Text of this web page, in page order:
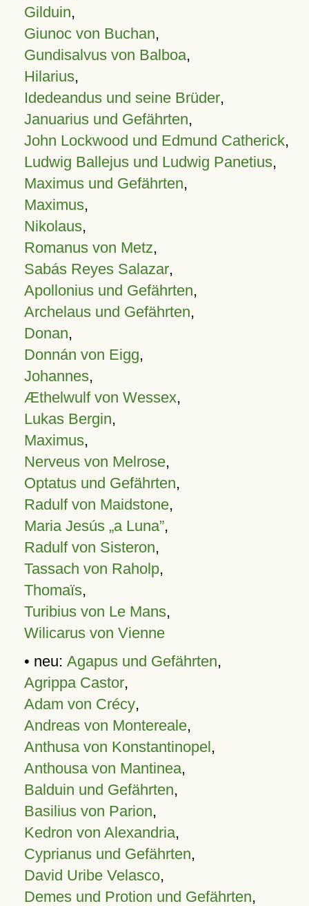
Gilduin,
Giunoc von Buchan,
Gundisalvus von Balboa,
Hilarius,
Idedeandus und seine Brüder,
Januarius und Gefährten,
John Lockwood und Edmund Catherick,
Ludwig Ballejus und Ludwig Panetius,
Maximus und Gefährten,
Maximus,
Nikolaus,
Romanus von Metz,
Sabás Reyes Salazar,
Apollonius und Gefährten,
Archelaus und Gefährten,
Donan,
Donnán von Eigg,
Johannes,
Æthelwulf von Wessex,
Lukas Bergin,
Maximus,
Nerveus von Melrose,
Optatus und Gefährten,
Radulf von Maidstone,
Maria Jesús „a Luna”,
Radulf von Sisteron,
Tassach von Raholp,
Thomaïs,
Turibius von Le Mans,
Wilicarus von Vienne
• neu: Agapus und Gefährten,
Agrippa Castor,
Adam von Crécy,
Andreas von Montereale,
Anthusa von Konstantinopel,
Anthousa von Mantinea,
Balduin und Gefährten,
Basilius von Parion,
Kedron von Alexandria,
Cyprianus und Gefährten,
David Uribe Velasco,
Demes und Protion und Gefährten,